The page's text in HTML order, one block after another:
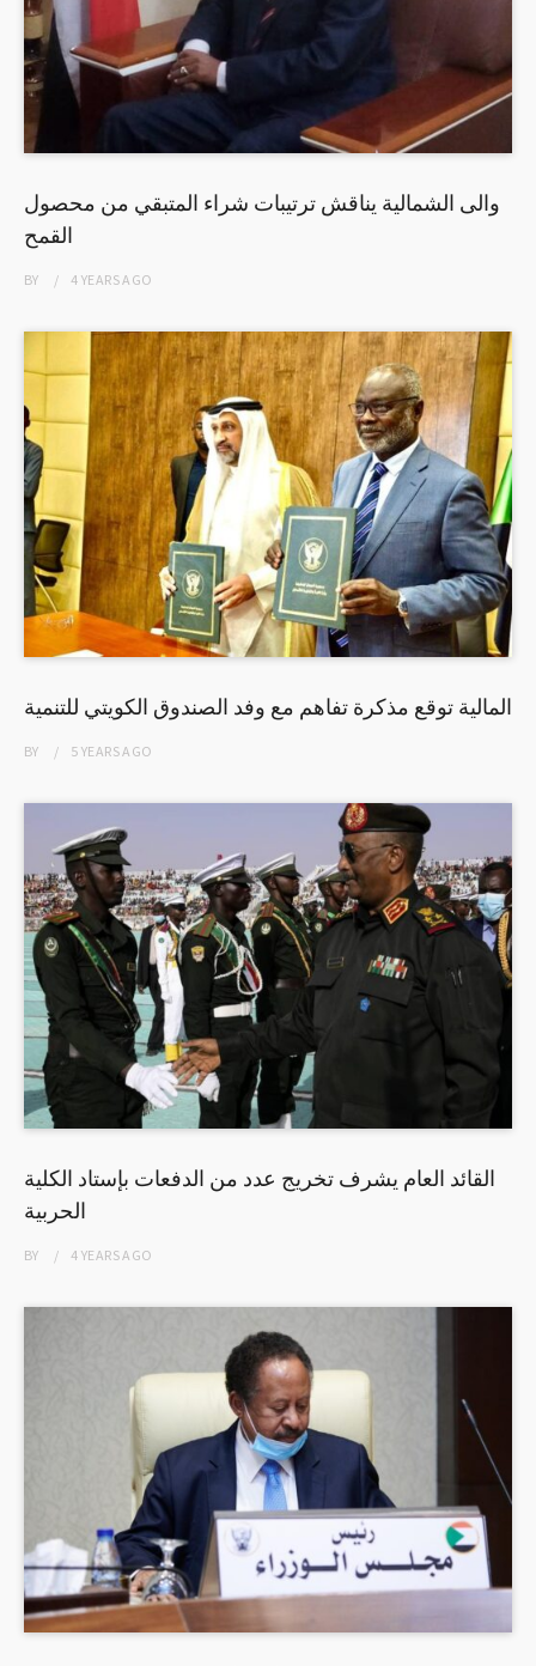
والى الشمالية يناقش ترتيبات شراء المتبقي من محصول
القمح
BY 4 YEARSAGO
المالية توقع مذكرة تفاهم مع وفد الصندوق الكويتي للتنمية
BY 5 YEARSAGO
القائد العام يشرف تخريج عدد من الدفعات بإستاد الكلية
الحربية
BY 4 YEARSAGO